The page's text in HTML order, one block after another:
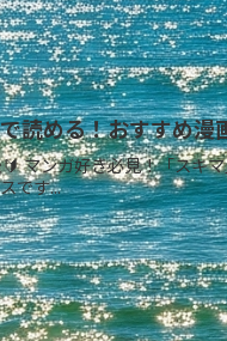
める！おすすめ漫
ガ好き必見！「スキマ
です...